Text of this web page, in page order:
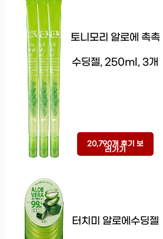
토니모리 알로에 촉촉
수딩젤, 250ml, 3개
20,790개 후기 보
러가기
터치미 알로에수딩젤